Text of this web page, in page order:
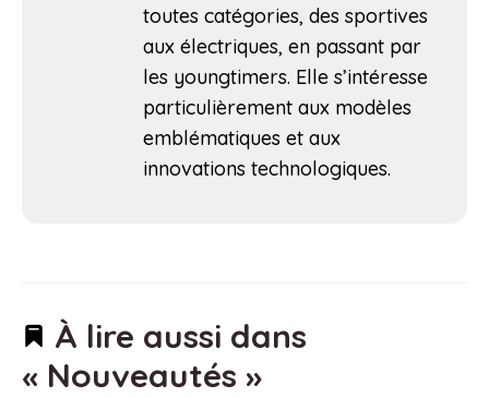
toutes catégories, des sportives
aux électriques, en passant par
les youngtimers. Elle s’intéresse
particulièrement aux modèles
emblématiques et aux
innovations technologiques.
À lire aussi dans
« Nouveautés »